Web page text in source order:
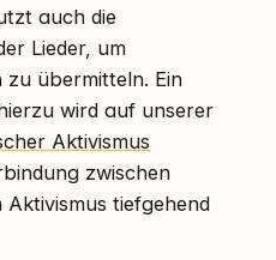
auch die
Lieder, um
übermitteln. Ein
wird auf unserer
Aktivismus
zwischen
tiefgehend